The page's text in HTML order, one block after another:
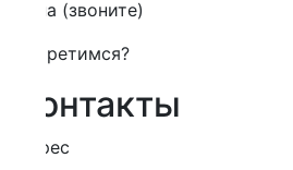
(звоните)